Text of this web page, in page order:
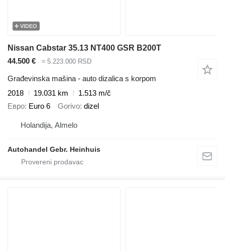
VIDEO
Nissan Cabstar 35.13 NT400 GSR B200T
44.500 €
≈ 5.223.000 RSD
Građevinska mašina - auto dizalica s korpom
2018
19.031 km
1.513 m/č
Евро Euro 6 Gorivo dizel
Holandija, Almelo
Autohandel Gebr. Heinhuis